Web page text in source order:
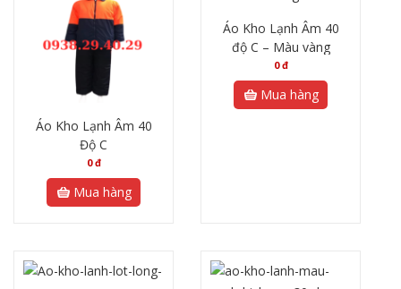
Áo Kho Lạnh Âm 40
Độ C
0đ
Mua hàng
Áo Kho Lạnh Âm 40
độ C – Màu vàng
0đ
Mua hàng